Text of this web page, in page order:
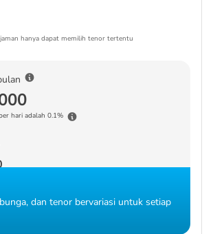
hanya dapat memilih tenor tertentu
hari adalah 0.1%
dan tenor bervariasi untuk setiap